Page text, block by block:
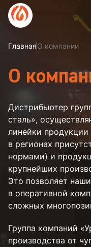
ГлавнаяО компании
О
Дистрибьютер
сталь»,
линейки продукции
в регионах
нормами) и
крупнейших
Это позволяет
в оперативной
сложных
Группа компаний
производства от